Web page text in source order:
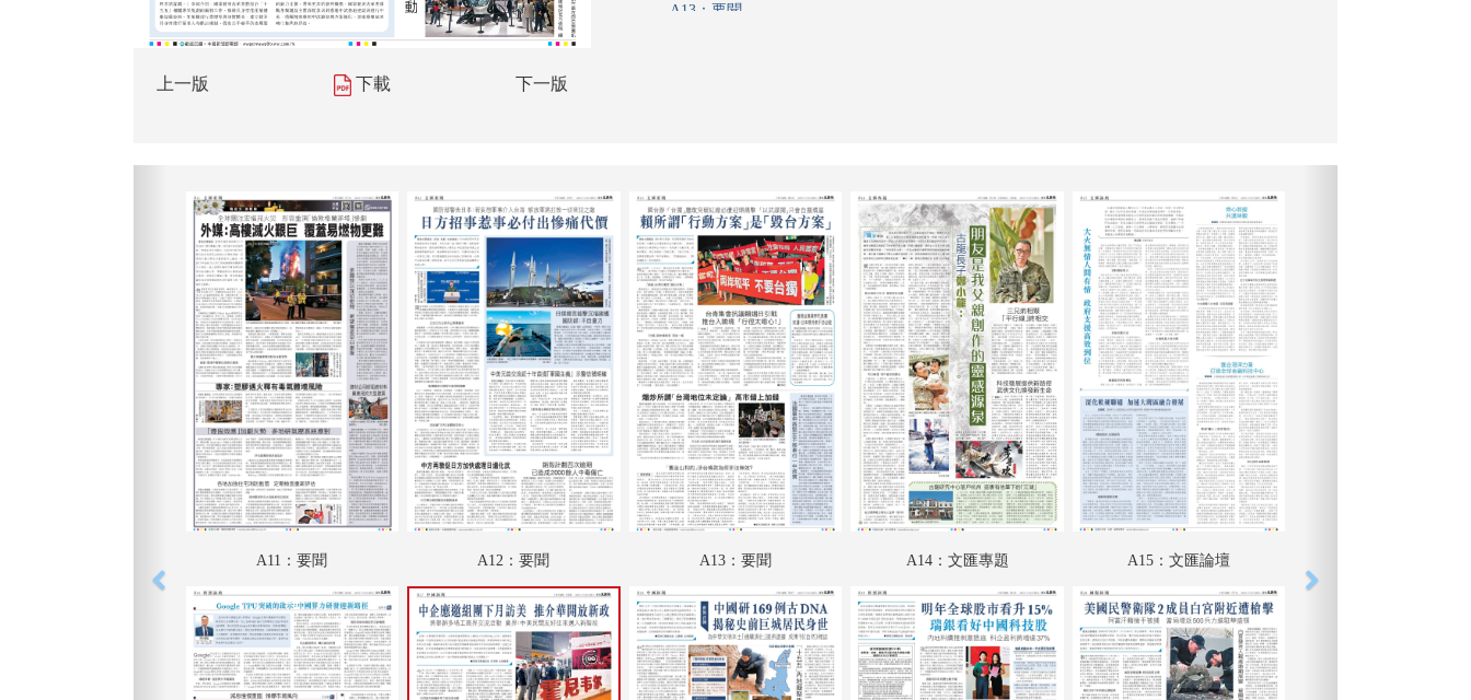
上一版 下載 下一版
A13：要聞
A18：內地
A19：財經
A20：國際
B01：特刊
B02：體育
B03：體育
B04：文匯園
B05：采風
A11：要聞 A12：要聞 A13：要聞 A14：文匯專題 A15：文匯論壇